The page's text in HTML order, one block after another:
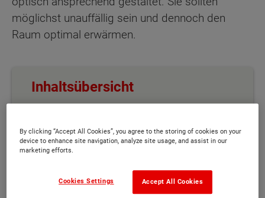
möglichst unauffällig sein und dennoch den
Raum optimal erwärmen.
Inhaltsübersicht
Wohnräume integrieren
zwingend erforderlich
By clicking “Accept All Cookies”, you agree to the storing of cookies on your
device to enhance site navigation, analyze site usage, and assist in our
marketing efforts.
Accept All Cookies
Cookies Settings